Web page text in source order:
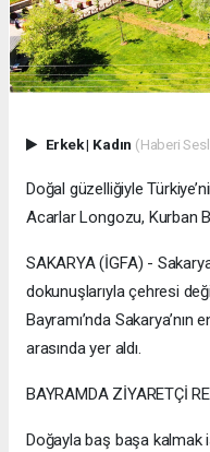
Erkek| Kadın (Haberi
Doğal güzelliğiyle
Acarlar Longozu, Kurban
SAKARYA (İGFA) -
dokunuşlarıyla çehresi
Bayramı’nda
arasında yer aldı.
BAYRAMDA ZİYARETÇİ
Doğayla baş başa